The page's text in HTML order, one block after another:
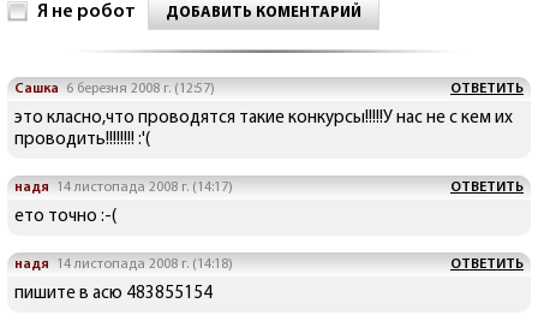
Я не робот ДОБАВИТЬ КОМЕНТАРИЙ
Сашка 6 березня 2008 г. (12:57) ОТВЕТИТЬ
это класно,что проводятся такие конкурсы!!!!!У нас не с кем их
проводить!!!!!!!! :'(
надя 14 листопада 2008 г. (14:17) ОТВЕТИТЬ
ето точно :-(
надя 14 листопада 2008 г. (14:18) ОТВЕТИТЬ
пишите в асю 483855154